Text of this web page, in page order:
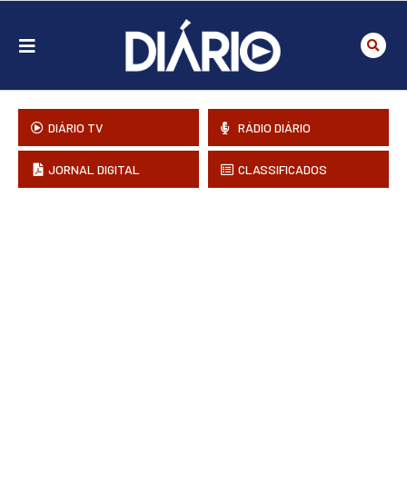
DIÁRIO TV RÁDIO DIÁRIO
JORNAL DIGITAL CLASSIFICADOS